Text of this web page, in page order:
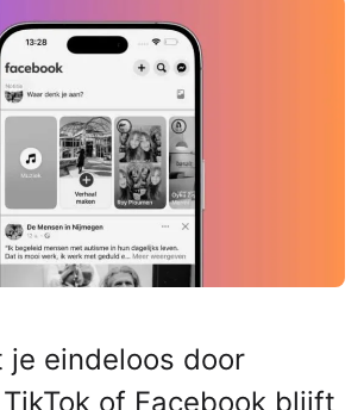
je eindeloos door
of Facebook blijft